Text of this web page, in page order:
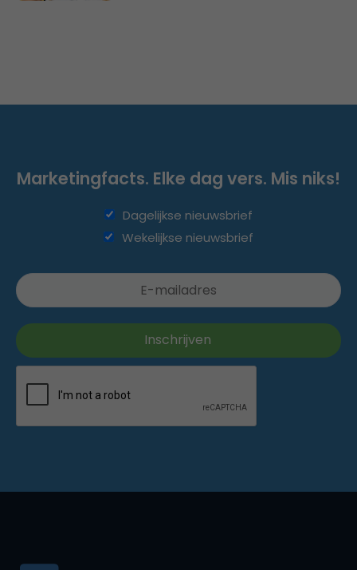
Marketingfacts. Elke dag vers. Mis niks!
Dagelijkse nieuwsbrief
Wekelijkse nieuwsbrief